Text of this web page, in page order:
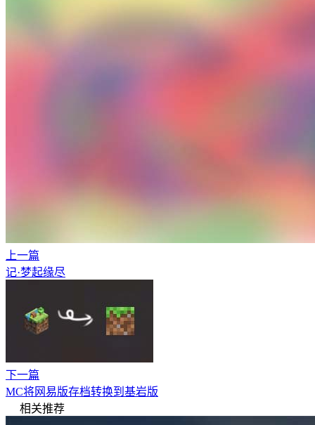
上一篇
记·梦起缘尽
下一篇
MC将网易版存档转换到基岩版
相关推荐